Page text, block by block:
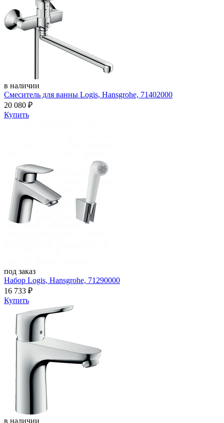
в наличии
Смеситель для ванны Logis, Hansgrohe, 71402000
20 080 ₽
Купить
под заказ
Набор Logis, Hansgrohe, 71290000
16 733 ₽
Купить
в наличии